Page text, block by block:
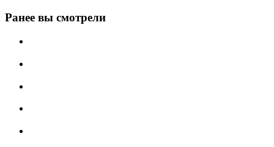
Ранее вы смотрели